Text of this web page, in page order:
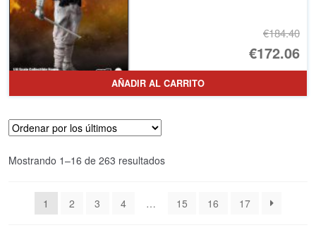
€184.40
El
€172.06
El
AÑADIR AL CARRITO
Mostrando 1–16 de 263 resultadosOrdenado
últimos
1 2 3 4 … 15 16 17